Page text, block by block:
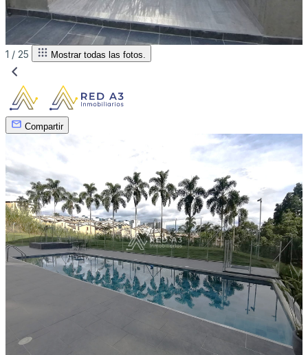
1 / 25 Mostrar todas las fotos.
Compartir